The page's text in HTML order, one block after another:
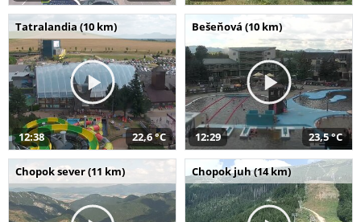
Tatralandia (10 km)
12:38 22,6 °C
Bešeňová (10 km)
12:29 23,5 °C
Chopok sever (11 km) Chopok juh (14 km)